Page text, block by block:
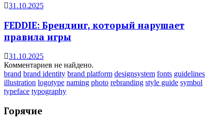
31.10.2025
FEDDIE: Брендинг, который нарушает
правила игры
31.10.2025
Комментариев не найдено.
brand brand identity brand platform designsystem fonts guidelines
illustration logotype naming photo rebranding style guide symbol
typeface typography
Горячие